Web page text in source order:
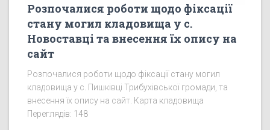
Розпочалися роботи щодо фіксації
стану могил кладовища у с.
Новоставці та внесення їх опису на
сайт
Розпочалися роботи щодо фіксації стану могил
кладовища у с. Пишківці Трибухівської громади, та
внесення їх опису на сайт. Карта кладовища
Переглядів: 148